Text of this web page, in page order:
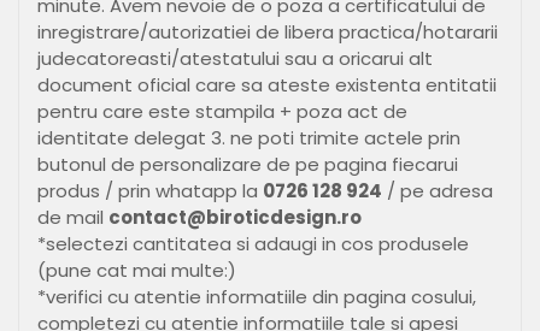
minute. Avem nevoie de o poza a certificatului de
inregistrare/autorizatiei de libera practica/hotararii
judecatoreasti/atestatului sau a oricarui alt
document oficial care sa ateste existenta entitatii
pentru care este stampila + poza act de
identitate delegat 3. ne poti trimite actele prin
butonul de personalizare de pe pagina fiecarui
produs / prin whatapp la 0726 128 924 / pe adresa
de mail contact@biroticdesign.ro
*selectezi cantitatea si adaugi in cos produsele
(pune cat mai multe:)
*verifici cu atentie informatiile din pagina cosului,
completezi cu atentie informatiile tale si apesi